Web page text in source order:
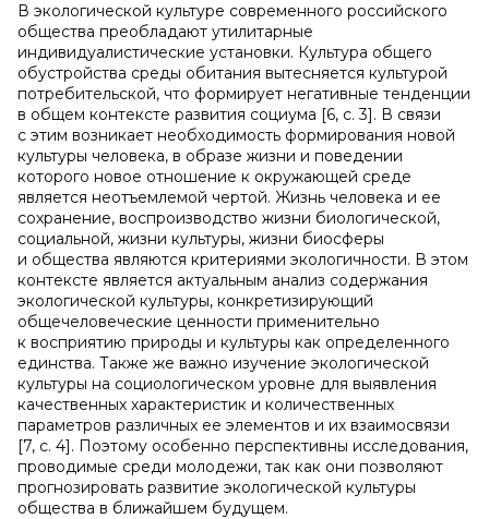
В экологической культуре современного российского
общества преобладают утилитарные
индивидуалистические установки. Культура общего
обустройства среды обитания вытесняется культурой
потребительской, что формирует негативные тенденции
в общем контексте развития социума [6, c. 3]. В связи
с этим возникает необходимость формирования новой
культуры человека, в образе жизни и поведении
которого новое отношение к окружающей среде
является неотъемлемой чертой. Жизнь человека и ее
сохранение, воспроизводство жизни биологической,
социальной, жизни культуры, жизни биосферы
и общества являются критериями экологичности. В этом
контексте является актуальным анализ содержания
экологической культуры, конкретизирующий
общечеловеческие ценности применительно
к восприятию природы и культуры как определенного
единства. Также же важно изучение экологической
культуры на социологическом уровне для выявления
качественных характеристик и количественных
параметров различных ее элементов и их взаимосвязи
[7, c. 4]. Поэтому особенно перспективны исследования,
проводимые среди молодежи, так как они позволяют
прогнозировать развитие экологической культуры
общества в ближайшем будущем.